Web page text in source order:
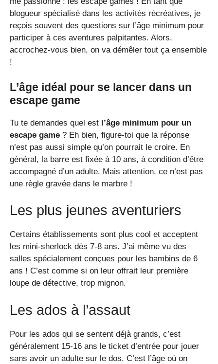
blogueur spécialisé dans les activités récréatives, je
reçois souvent des questions sur l’âge minimum pour
participer à ces aventures palpitantes. Alors,
accrochez-vous bien, on va démêler tout ça ensemble
!
L’âge idéal pour se lancer dans un
escape game
Tu te demandes quel est l’âge minimum pour un
escape game ? Eh bien, figure-toi que la réponse
n’est pas aussi simple qu’on pourrait le croire. En
général, la barre est fixée à 10 ans, à condition d’être
accompagné d’un adulte. Mais attention, ce n’est pas
une règle gravée dans le marbre !
Les plus jeunes aventuriers
Certains établissements sont plus cool et acceptent
les mini-sherlock dès 7-8 ans. J’ai même vu des
salles spécialement conçues pour les bambins de 6
ans ! C’est comme si on leur offrait leur première
loupe de détective, trop mignon.
Les ados à l’assaut
Pour les ados qui se sentent déjà grands, c’est
généralement 15-16 ans le ticket d’entrée pour jouer
sans avoir un adulte sur le dos. C’est l’âge où on